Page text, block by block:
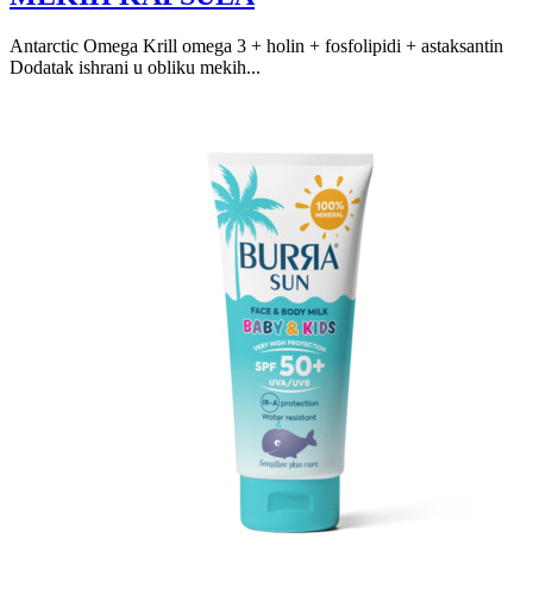
Antarctic Omega Krill omega 3 + holin + fosfolipidi + astaksantin
Dodatak ishrani u obliku mekih...